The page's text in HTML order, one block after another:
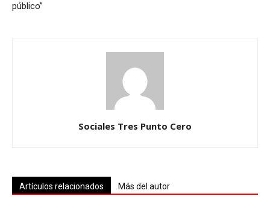
público”
Sociales Tres Punto Cero
Artículos relacionados Más del autor